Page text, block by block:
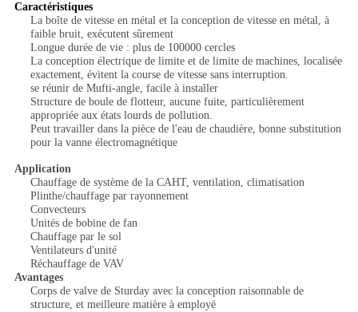
Caractéristiques
La boîte de vitesse en métal et la conception de vitesse en métal, à
faible bruit, exécutent sûrement
Longue durée de vie : plus de 100000 cercles
La conception électrique de limite et de limite de machines, localisée
exactement, évitent la course de vitesse sans interruption.
se réunir de Mufti-angle, facile à installer
Structure de boule de flotteur, aucune fuite, particulièrement
appropriée aux états lourds de pollution.
Peut travailler dans la pièce de l'eau de chaudière, bonne substitution
pour la vanne électromagnétique
Application
Chauffage de système de la CAHT, ventilation, climatisation
Plinthe/chauffage par rayonnement
Convecteurs
Unités de bobine de fan
Chauffage par le sol
Ventilateurs d'unité
Réchauffage de VAV
Avantages
Corps de valve de Sturday avec la conception raisonnable de
structure, et meilleure matière à employé